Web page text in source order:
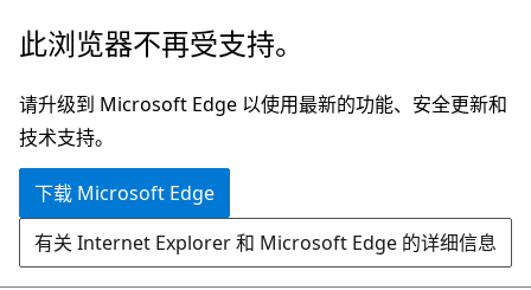
跳
主
要
内
此浏览器不再受支持。
请升级到 Microsoft Edge 以使用最新的功能、安全更新和
技术支持。
下载 Microsoft Edge
有关 Internet Explorer 和 Microsoft Edge 的详细信息